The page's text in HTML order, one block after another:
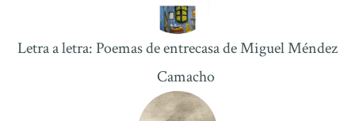
Letra a letra: Poemas de entrecasa de Miguel Méndez
Camacho